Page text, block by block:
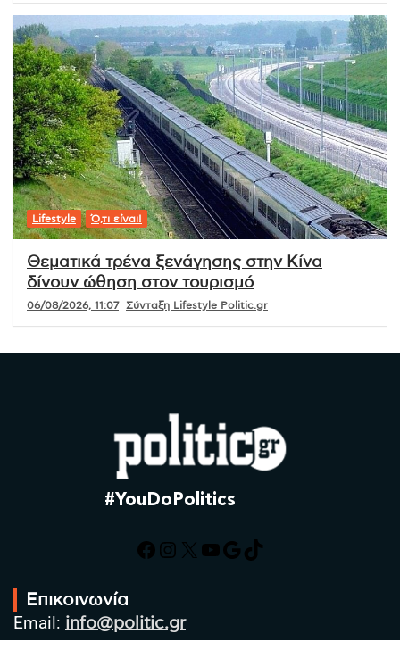
Lifestyle Ό,τι είναι!
Θεματικά τρένα ξενάγησης στην Κίνα
δίνουν ώθηση στον τουρισμό
06/08/2026, 11:07 Σύνταξη Lifestyle Politic.gr
#YouDoPolitics
Facebook
Instagram
X YouTube
Google
TikTok
Επικοινωνία
Email: info@politic.gr
Τηλ: